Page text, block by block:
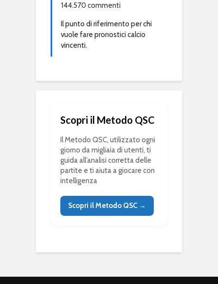
144.570 commenti
Il punto di riferimento per chi
vuole fare pronostici calcio
vincenti.
Scopri il Metodo QSC
Il Metodo QSC, utilizzato ogni
giorno da migliaia di utenti, ti
guida all’analisi corretta delle
partite e ti aiuta a giocare con
intelligenza
Scopri il Metodo QSC →